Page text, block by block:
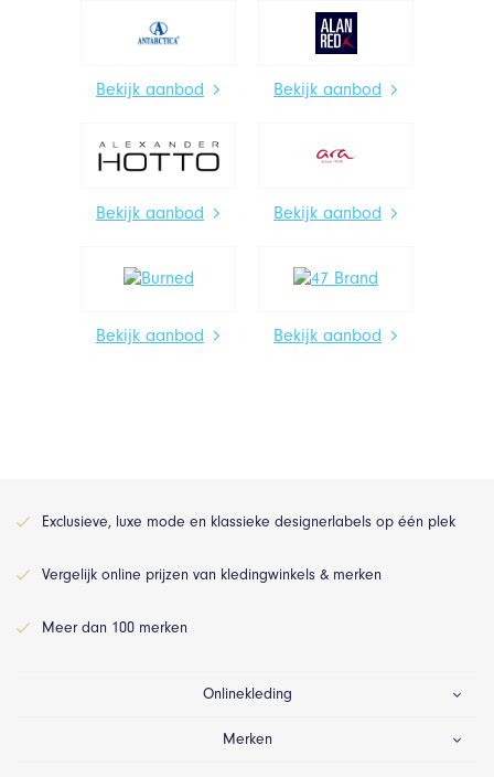
Bekijk aanbod Bekijk aanbod
Bekijk aanbod Bekijk aanbod
Bekijk aanbod Bekijk aanbod
Exclusieve, luxe mode en klassieke designerlabels op één plek
Vergelijk online prijzen van kledingwinkels & merken
Meer dan 100 merken
Onlinekleding
Merken